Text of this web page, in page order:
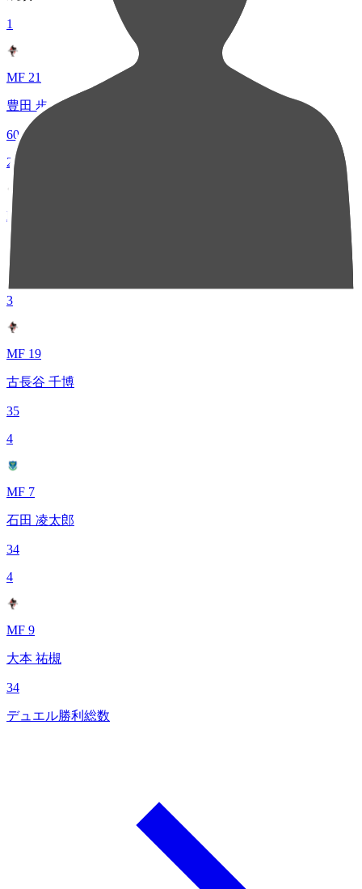
1
MF 21
豊田 歩
60
2
MF 8
上村 周平
38
3
MF 19
古長谷 千博
35
4
MF 7
石田 凌太郎
34
4
MF 9
大本 祐槻
34
デュエル勝利総数